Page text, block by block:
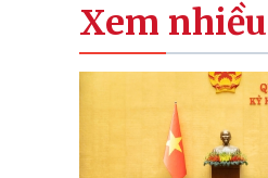
Xem nhiều